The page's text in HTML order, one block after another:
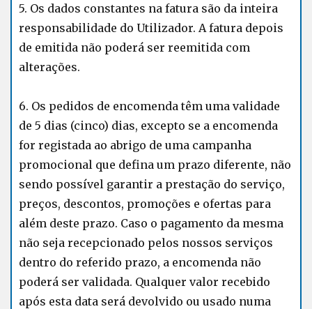
5. Os dados constantes na fatura são da inteira
responsabilidade do Utilizador. A fatura depois
de emitida não poderá ser reemitida com
alterações.
6. Os pedidos de encomenda têm uma validade
de 5 dias (cinco) dias, excepto se a encomenda
for registada ao abrigo de uma campanha
promocional que defina um prazo diferente, não
sendo possível garantir a prestação do serviço,
preços, descontos, promoções e ofertas para
além deste prazo. Caso o pagamento da mesma
não seja recepcionado pelos nossos serviços
dentro do referido prazo, a encomenda não
poderá ser validada. Qualquer valor recebido
após esta data será devolvido ou usado numa